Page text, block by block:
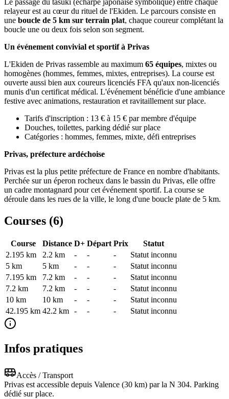
relayeur est au cœur du rituel de l'Ekiden. Le parcours consiste en
une boucle de 5 km sur terrain plat, chaque coureur complétant la
boucle une ou deux fois selon son segment.
Un événement convivial et sportif à Privas
L'Ekiden de Privas rassemble au maximum 65 équipes, mixtes ou
homogènes (hommes, femmes, mixtes, entreprises). La course est
ouverte aussi bien aux coureurs licenciés FFA qu'aux non-licenciés
munis d'un certificat médical. L'événement bénéficie d'une ambiance
festive avec animations, restauration et ravitaillement sur place.
Tarifs d'inscription : 13 € à 15 € par membre d'équipe
Douches, toilettes, parking dédié sur place
Catégories : hommes, femmes, mixte, défi entreprises
Privas, préfecture ardéchoise
Privas est la plus petite préfecture de France en nombre d'habitants.
Perchée sur un éperon rocheux dans le bassin du Privas, elle offre
un cadre montagnard pour cet événement sportif. La course se
déroule dans les rues de la ville, le long d'une boucle plate de 5 km.
Courses (6)
Course Distance D+ Départ Prix
Statut
2.195 km
2.2 km - - -
Statut inconnu
5 km
5 km - - -
Statut inconnu
7.195 km
7.2 km - - -
Statut inconnu
7.2 km
7.2 km - - -
Statut inconnu
10 km
10 km - - -
Statut inconnu
42.195 km 42.2 km - - - Statut inconnu
Infos pratiques
Accès / Transport
Privas est accessible depuis Valence (30 km) par la N 304. Parking
dédié sur place.